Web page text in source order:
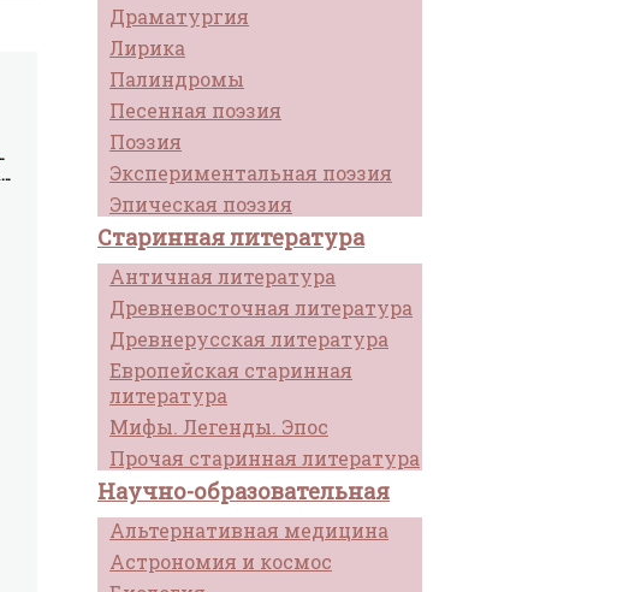
Драматургия
Лирика
Палиндромы
Песенная поэзия
Поэзия
Экспериментальная поэзия
Эпическая поэзия
Старинная литература
Античная литература
Древневосточная литература
Древнерусская литература
Европейская старинная
литература
Мифы. Легенды. Эпос
Прочая старинная литература
Научно-образовательная
Альтернативная медицина
Астрономия и космос